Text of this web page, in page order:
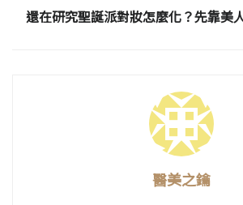
還在研究聖誕派對妝怎麼化？先靠美
醫美之鑰